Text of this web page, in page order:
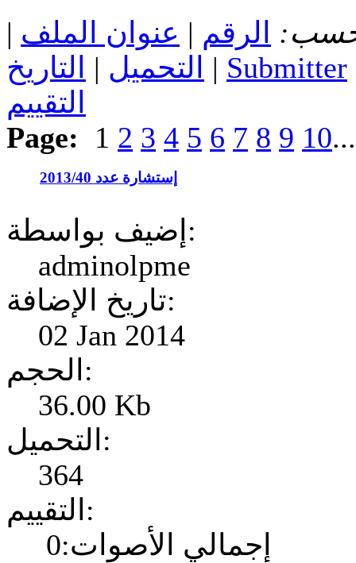
حسب: الرقم | عنوان الملف |
التحميل | التاريخ | Submitter
التقييم
Page:
1 2 3 4 5 6 7 8 9 10
إستشارة عدد 2013/40
إضيف بواسطة:
adminolpme
تاريخ الإضافة:
02 Jan 2014
الحجم:
36.00 Kb
التحميل:
364
التقييم:
إجمالي الأصوات:0